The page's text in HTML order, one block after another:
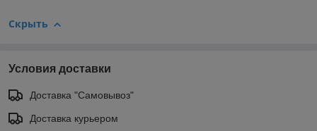
Скрыть
Условия доставки
Доставка "Самовывоз"
Доставка курьером